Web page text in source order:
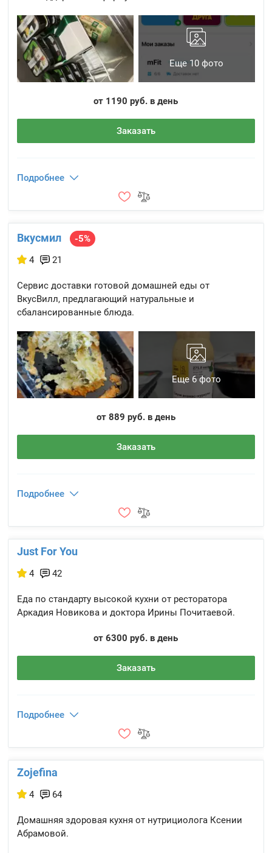
Еще 10 фото
от 1190 руб. в день
Заказать
Подробнее
Вкусмил
-5%
4
21
Сервис доставки готовой домашней еды от
ВкусВилл, предлагающий натуральные и
сбалансированные блюда.
Еще 6 фото
от 889 руб. в день
Заказать
Подробнее
Just For You
4 42
Еда по стандарту высокой кухни от ресторатора
Аркадия Новикова и доктора Ирины Почитаевой.
от 6300 руб. в день
Заказать
Подробнее
Zojefina
4 64
Домашняя здоровая кухня от нутрициолога Ксении
Абрамовой.